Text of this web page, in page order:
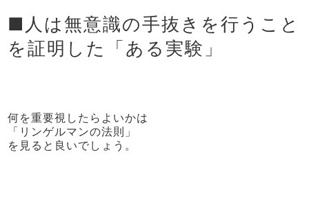
■人は無意識の手抜きを行うこと
を証明した「ある実験」
何を重要視したらよいかは
「リンゲルマンの法則」
を見ると良いでしょう。